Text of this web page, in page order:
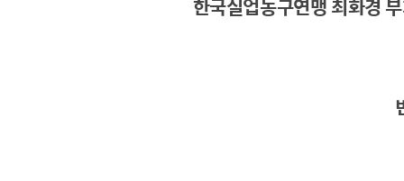
한국실업농구연맹 최화경